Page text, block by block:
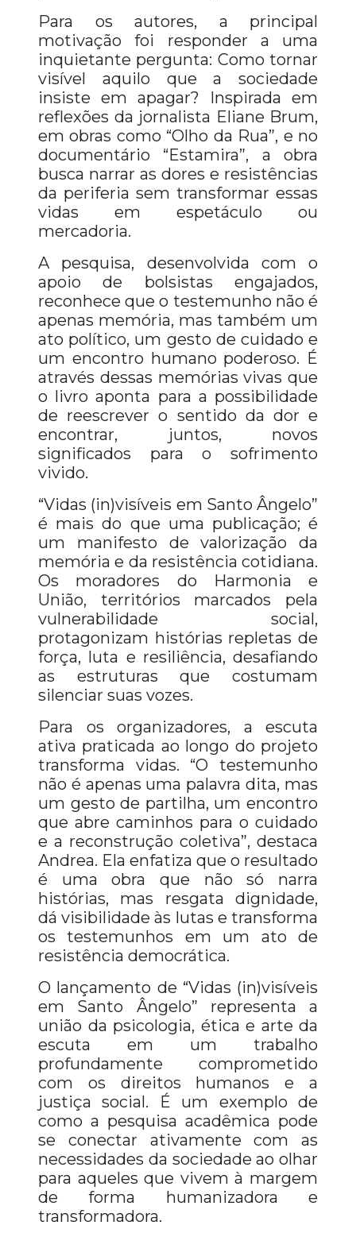
Para os autores, a principal
motivação foi responder a uma
inquietante pergunta: Como tornar
visível aquilo que a sociedade
insiste em apagar? Inspirada em
reflexões da jornalista Eliane Brum,
em obras como “Olho da Rua”, e no
documentário “Estamira”, a obra
busca narrar as dores e resistências
da periferia sem transformar essas
vidas em espetáculo ou
mercadoria.
A pesquisa, desenvolvida com o
apoio de bolsistas engajados,
reconhece que o testemunho não é
apenas memória, mas também um
ato político, um gesto de cuidado e
um encontro humano poderoso. É
através dessas memórias vivas que
o livro aponta para a possibilidade
de reescrever o sentido da dor e
encontrar, juntos, novos
significados para o sofrimento
vivido.
“Vidas (in)visíveis em Santo Ângelo”
é mais do que uma publicação; é
um manifesto de valorização da
memória e da resistência cotidiana.
Os moradores do Harmonia e
União, territórios marcados pela
vulnerabilidade social,
protagonizam histórias repletas de
força, luta e resiliência, desafiando
as estruturas que costumam
silenciar suas vozes.
Para os organizadores, a escuta
ativa praticada ao longo do projeto
transforma vidas. “O testemunho
não é apenas uma palavra dita, mas
um gesto de partilha, um encontro
que abre caminhos para o cuidado
e a reconstrução coletiva”, destaca
Andrea. Ela enfatiza que o resultado
é uma obra que não só narra
histórias, mas resgata dignidade,
dá visibilidade às lutas e transforma
os testemunhos em um ato de
resistência democrática.
O lançamento de “Vidas (in)visíveis
em Santo Ângelo” representa a
união da psicologia, ética e arte da
escuta em um trabalho
profundamente comprometido
com os direitos humanos e a
justiça social. É um exemplo de
como a pesquisa acadêmica pode
se conectar ativamente com as
necessidades da sociedade ao olhar
para aqueles que vivem à margem
de forma humanizadora e
transformadora.